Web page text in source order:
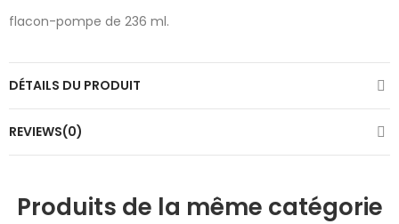
flacon-pompe de 236 ml.
DÉTAILS DU PRODUIT
REVIEWS(0)
Produits de la même catégorie